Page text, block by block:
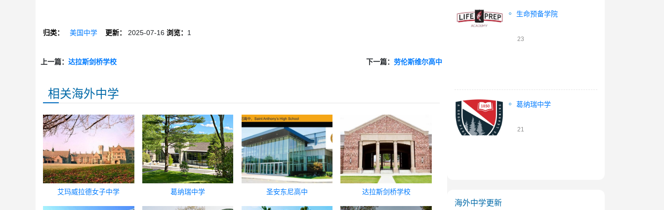
归类： 美国中学 更新：2025-07-16 浏览： 1
上一篇： 达拉斯剑桥学校 下一篇： 劳伦斯维尔高中
相关海外中学
艾玛威拉德女子中学 葛纳瑞中学 圣安东尼高中 达拉斯剑桥学校
生命预备学院
23
葛纳瑞中学
21
海外中学更新